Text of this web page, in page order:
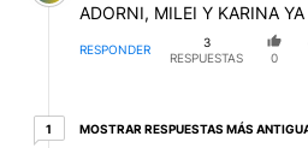
ADORNI, MILEI Y KARINA
RESPONDER
3
RESPUESTAS
0
11 respuesta más antiguas
MOSTRAR RESPUESTAS MÁS